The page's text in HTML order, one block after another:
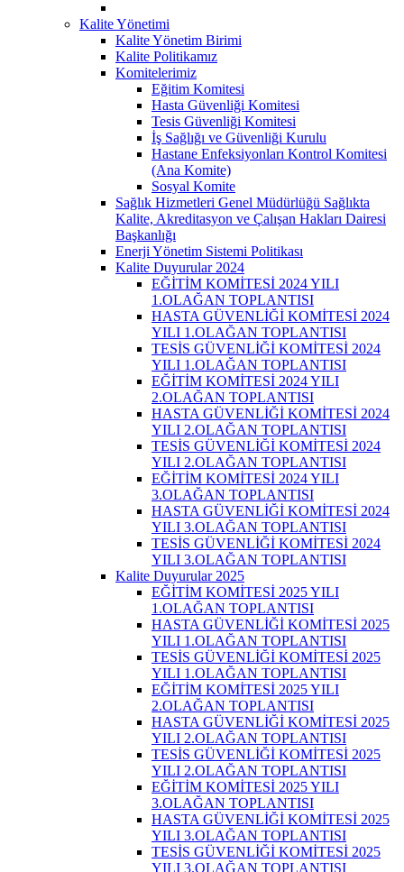
Kalite Yönetimi
Kalite Yönetim Birimi
Kalite Politikamız
Komitelerimiz
Eğitim Komitesi
Hasta Güvenliği Komitesi
Tesis Güvenliği Komitesi
İş Sağlığı ve Güvenliği Kurulu
Hastane Enfeksiyonları Kontrol Komitesi
(Ana Komite)
Sosyal Komite
Sağlık Hizmetleri Genel Müdürlüğü Sağlıkta
Kalite, Akreditasyon ve Çalışan Hakları Dairesi
Başkanlığı
Enerji Yönetim Sistemi Politikası
Kalite Duyurular 2024
EĞİTİM KOMİTESİ 2024 YILI
1.OLAĞAN TOPLANTISI
HASTA GÜVENLİĞİ KOMİTESİ 2024
YILI 1.OLAĞAN TOPLANTISI
TESİS GÜVENLİĞİ KOMİTESİ 2024
YILI 1.OLAĞAN TOPLANTISI
EĞİTİM KOMİTESİ 2024 YILI
2.OLAĞAN TOPLANTISI
HASTA GÜVENLİĞİ KOMİTESİ 2024
YILI 2.OLAĞAN TOPLANTISI
TESİS GÜVENLİĞİ KOMİTESİ 2024
YILI 2.OLAĞAN TOPLANTISI
EĞİTİM KOMİTESİ 2024 YILI
3.OLAĞAN TOPLANTISI
HASTA GÜVENLİĞİ KOMİTESİ 2024
YILI 3.OLAĞAN TOPLANTISI
TESİS GÜVENLİĞİ KOMİTESİ 2024
YILI 3.OLAĞAN TOPLANTISI
Kalite Duyurular 2025
EĞİTİM KOMİTESİ 2025 YILI
1.OLAĞAN TOPLANTISI
HASTA GÜVENLİĞİ KOMİTESİ 2025
YILI 1.OLAĞAN TOPLANTISI
TESİS GÜVENLİĞİ KOMİTESİ 2025
YILI 1.OLAĞAN TOPLANTISI
EĞİTİM KOMİTESİ 2025 YILI
2.OLAĞAN TOPLANTISI
HASTA GÜVENLİĞİ KOMİTESİ 2025
YILI 2.OLAĞAN TOPLANTISI
TESİS GÜVENLİĞİ KOMİTESİ 2025
YILI 2.OLAĞAN TOPLANTISI
EĞİTİM KOMİTESİ 2025 YILI
3.OLAĞAN TOPLANTISI
HASTA GÜVENLİĞİ KOMİTESİ 2025
YILI 3.OLAĞAN TOPLANTISI
TESİS GÜVENLİĞİ KOMİTESİ 2025
YILI 3.OLAĞAN TOPLANTISI